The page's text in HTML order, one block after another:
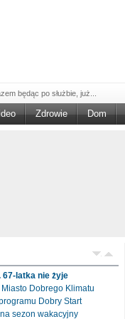
będąc po służbie, już...
Wolontariatu w NGO –
800 plus, który
na drogach Włocławka i
Zdrowie Dom
67-latka nie żyje
Miasto Dobrego Klimatu
Dobry Start
sezon wakacyjny